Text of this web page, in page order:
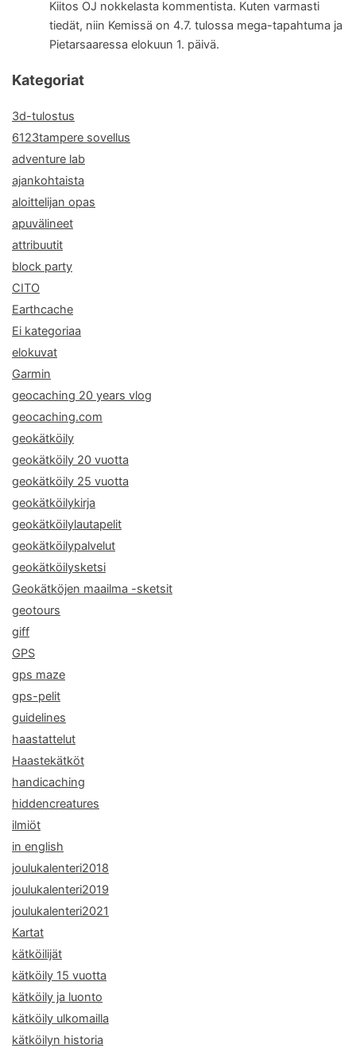
Kiitos OJ nokkelasta kommentista. Kuten varmasti
tiedät, niin Kemissä on 4.7. tulossa mega-tapahtuma ja
Pietarsaaressa elokuun 1. päivä.
Kategoriat
3d-tulostus
6123tampere sovellus
adventure lab
ajankohtaista
aloittelijan opas
apuvälineet
attribuutit
block party
CITO
Earthcache
Ei kategoriaa
elokuvat
Garmin
geocaching 20 years vlog
geocaching.com
geokätköily
geokätköily 20 vuotta
geokätköily 25 vuotta
geokätköilykirja
geokätköilylautapelit
geokätköilypalvelut
geokätköilysketsi
Geokätköjen maailma -sketsit
geotours
giff
GPS
gps maze
gps-pelit
guidelines
haastattelut
Haastekätköt
handicaching
hiddencreatures
ilmiöt
in english
joulukalenteri2018
joulukalenteri2019
joulukalenteri2021
Kartat
kätköilijät
kätköily 15 vuotta
kätköily ja luonto
kätköily ulkomailla
kätköilyn historia